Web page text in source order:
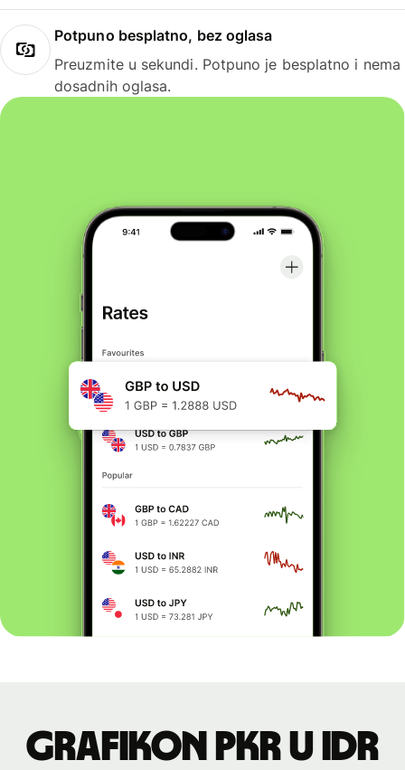
Potpuno besplatno, bez oglasa
Preuzmite u sekundi. Potpuno je besplatno i nema
dosadnih oglasa.
Grafikon PKR u IDR